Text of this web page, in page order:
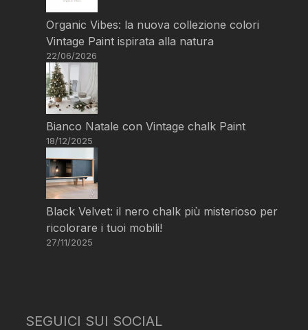
Organic Vibes: la nuova collezione colori
Vintage Paint ispirata alla natura
22/06/2026
Bianco Natale con Vintage chalk Paint
18/12/2025
Black Velvet: il nero chalk più misterioso per
ricolorare i tuoi mobili!
27/11/2025
SEGUICI SUI SOCIAL